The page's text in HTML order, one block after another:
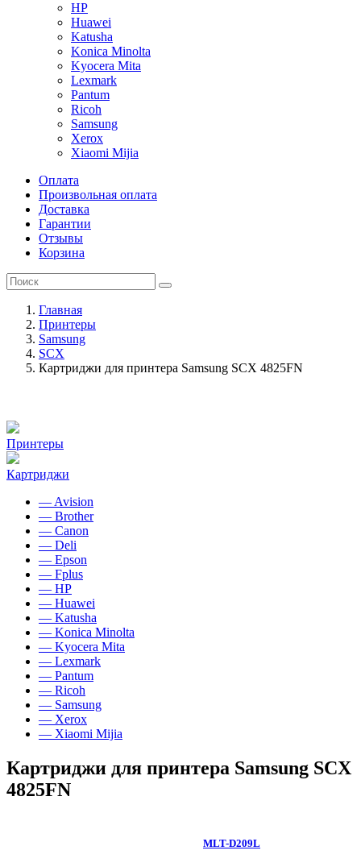
HP
Huawei
Katusha
Konica Minolta
Kyocera Mita
Lexmark
Pantum
Ricoh
Samsung
Xerox
Xiaomi Mijia
Оплата
Произвольная оплата
Доставка
Гарантии
Отзывы
Корзина
Главная
Принтеры
Samsung
SCX
Картриджи для принтера Samsung SCX 4825FN
Принтеры
Картриджи
— Avision
— Brother
— Canon
— Deli
— Epson
— Fplus
— HP
— Huawei
— Katusha
— Konica Minolta
— Kyocera Mita
— Lexmark
— Pantum
— Ricoh
— Samsung
— Xerox
— Xiaomi Mijia
Картриджи для принтера Samsung SCX
4825FN
MLT-D209L